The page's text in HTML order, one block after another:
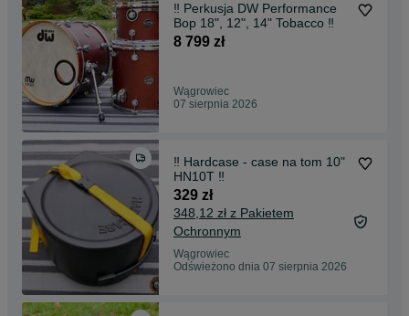
‼️ Perkusja DW Performance
Bop 18", 12", 14" Tobacco ‼️
8 799 zł
Wągrowiec
07 sierpnia 2026
‼️ Hardcase - case na tom 10"
HN10T ‼️
329 zł
348,12 zł z Pakietem
Ochronnym
Wągrowiec
Odświeżono dnia 07 sierpnia 2026